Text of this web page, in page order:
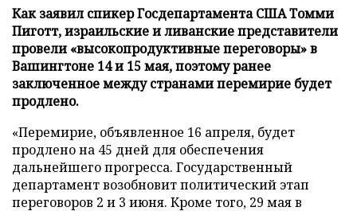
Как заявил спикер Госдепартамента США Томми
Пиготт, израильские и ливанские представители
провели «высокопродуктивные переговоры» в
Вашингтоне 14 и 15 мая, поэтому ранее
заключенное между странами перемирие будет
продлено.
«Перемирие, объявленное 16 апреля, будет
продлено на 45 дней для обеспечения
дальнейшего прогресса. Государственный
департамент возобновит политический этап
переговоров 2 и 3 июня. Кроме того, 29 мая в